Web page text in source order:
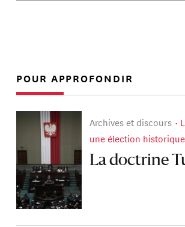
POUR APPROFONDIR
Archives et discours
une élection historique
La doctrine